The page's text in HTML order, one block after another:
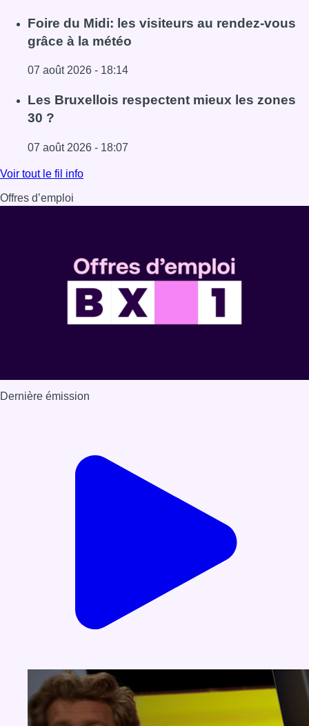
Lire l'article Pizza Nizar: un coup de pub inattendu grâce
Foire du Midi: les visiteurs au rendez-vous
grâce à la météo
07 août 2026 - 18:14
Lire l'article Foire du Midi: les visiteurs au rendez-vous
Les Bruxellois respectent mieux les zones
30 ?
07 août 2026 - 18:07
Lire l'article Les Bruxellois respectent mieux les zones 30
Voir tout le fil info
Offres d’emploi
Dernière émission